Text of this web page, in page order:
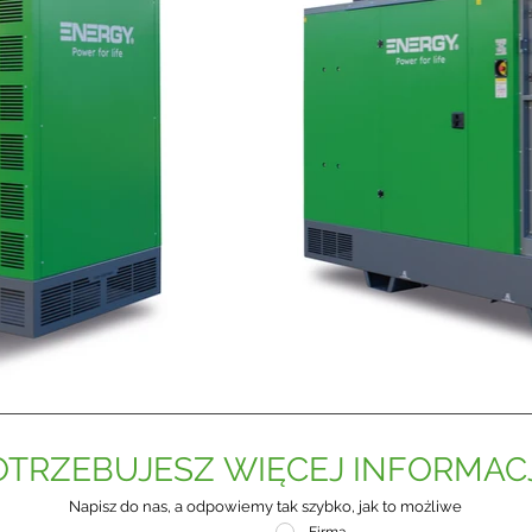
WIĘCEJ
Napisz do nas, a odpowiemy tak szybko, jak to możliwe